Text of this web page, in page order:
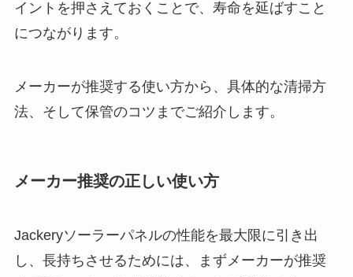
イントを押さえておくことで、寿命を延ばすこと
につながります。
メーカーが推奨する使い方から、具体的な清掃方
法、そして保管のコツまでご紹介します。
メーカー推奨の正しい使い方
Jackeryソーラーパネルの性能を最大限に引き出
し、長持ちさせるためには、まずメーカーが推奨